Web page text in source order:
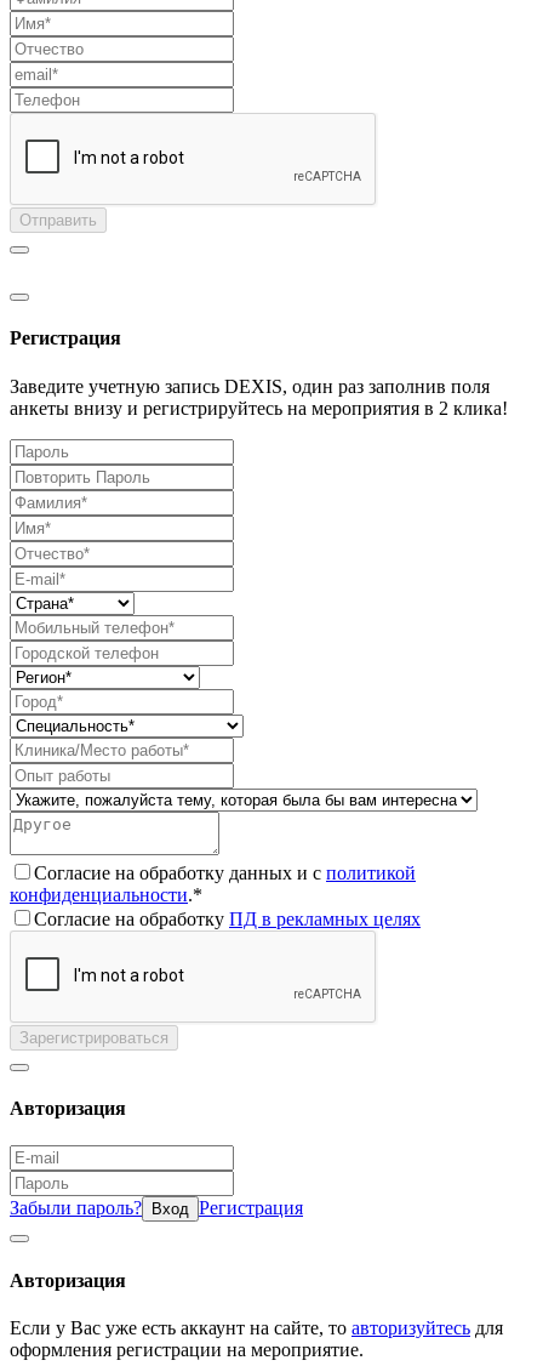
Отправить
Регистрация
Заведите учетную запись DEXIS, один раз заполнив поля
анкеты внизу и регистрируйтесь на мероприятия в 2 клика!
Согласие на обработку данных и с политикой
конфиденциальности.*
Согласие на обработку ПД в рекламных целях
Зарегистрироваться
Авторизация
Забыли пароль? Вход Регистрация
Авторизация
Если у Вас уже есть аккаунт на сайте, то авторизуйтесь для
оформления регистрации на мероприятие.